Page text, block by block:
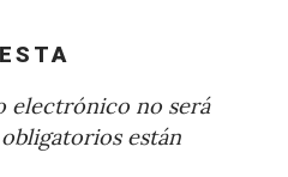
electrónico no será
están